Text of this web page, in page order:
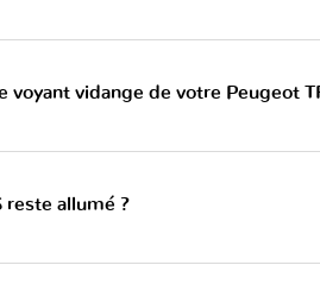
vidange de votre Peugeot
reste allumé ?